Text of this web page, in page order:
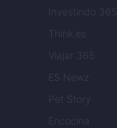
Investindo 365
Think.es
Viajar 365
ES Newz
Pet Story
Encocina